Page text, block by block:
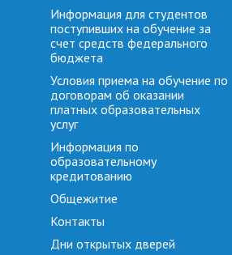
Информация для студентов
поступивших на обучение за
счет средств федерального
бюджета
Условия приема на обучение по
договорам об оказании
платных образовательных
услуг
Информация по
образовательному
кредитованию
Общежитие
Контакты
Дни открытых дверей